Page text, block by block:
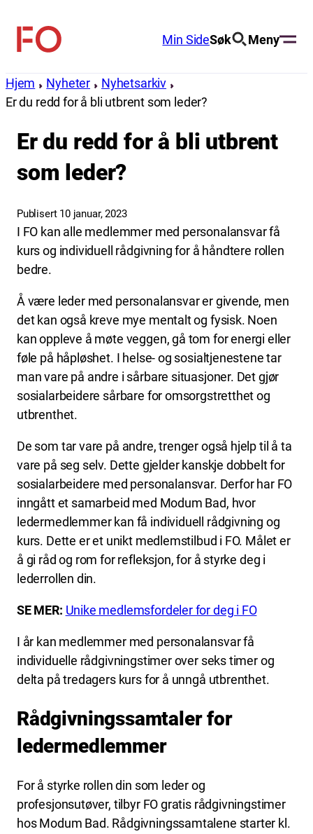
innhold
FO
Min SideSøk Meny
Hjem Nyheter
Nyhetsarkiv
Er du redd for å bli utbrent som leder?
Er du redd for å bli utbrent
som leder?
Publisert 10 januar, 2023
I FO kan alle medlemmer med personalansvar få
kurs og individuell rådgivning for å håndtere rollen
bedre.
Å være leder med personalansvar er givende, men
det kan også kreve mye mentalt og fysisk. Noen
kan oppleve å møte veggen, gå tom for energi eller
føle på håpløshet. I helse- og sosialtjenestene tar
man vare på andre i sårbare situasjoner. Det gjør
sosialarbeidere sårbare for omsorgstretthet og
utbrenthet.
De som tar vare på andre, trenger også hjelp til å ta
vare på seg selv. Dette gjelder kanskje dobbelt for
sosialarbeidere med personalansvar. Derfor har FO
inngått et samarbeid med Modum Bad, hvor
ledermedlemmer kan få individuell rådgivning og
kurs. Dette er et unikt medlemstilbud i FO. Målet er
å gi råd og rom for refleksjon, for å styrke deg i
lederrollen din.
SE MER: Unike medlemsfordeler for deg i FO
I år kan medlemmer med personalansvar få
individuelle rådgivningstimer over seks timer og
delta på tredagers kurs for å unngå utbrenthet.
Rådgivningssamtaler for
ledermedlemmer
For å styrke rollen din som leder og
profesjonsutøver, tilbyr FO gratis rådgivningstimer
hos Modum Bad. Rådgivningssamtalene starter kl.